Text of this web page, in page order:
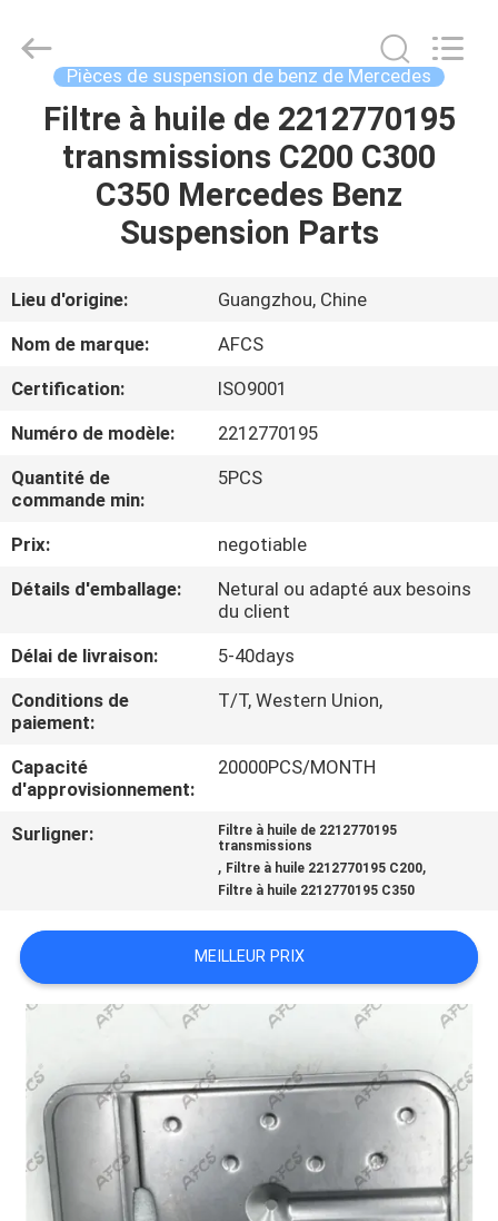
ACCUEIL
PRODUITS
À
DE
NOUS
VISITE
DE
L'USINE
CONTRÔLE
DE
QUALITÉ
NOUS
CONTACTER
DEMANDER
UN DEVIS
PLAN
SITE
SPARE
PARTS
Pièces de suspension de benz de Mercedes
Filtre à huile de 2212770195
transmissions C200 C300
C350 Mercedes Benz
Suspension Parts
Lieu d'origine:
Guangzhou, Chine
Nom de marque:
AFCS
Certification:
ISO9001
Numéro de modèle:
2212770195
Quantité de
commande min:
5PCS
Prix:
negotiable
Détails d'emballage:
Netural ou adapté aux besoins
du client
Délai de livraison:
5-40days
Conditions de
paiement:
T/T, Western Union,
Capacité
d'approvisionnement:
20000PCS/MONTH
Surligner:
Filtre à huile de 2212770195
transmissions
, Filtre à huile 2212770195 C200,
Filtre à huile 2212770195 C350
MEILLEUR PRIX